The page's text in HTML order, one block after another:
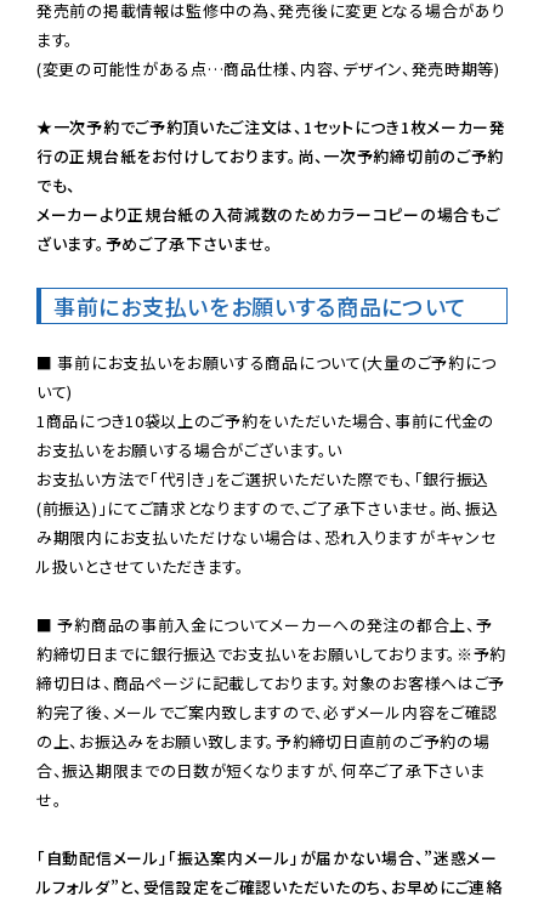
発売前の掲載情報は監修中の為、発売後に変更となる場合があり
ます。
(変更の可能性がある点…商品仕様、内容、デザイン、発売時期等)
★一次予約でご予約頂いたご注文は、1セットにつき1枚メーカー発
行の正規台紙をお付けしております。尚、一次予約締切前のご予約
でも、
メーカーより正規台紙の入荷減数のためカラーコピーの場合もご
ざいます。予めご了承下さいませ。
事前にお支払いをお願いする商品について
■ 事前にお支払いをお願いする商品について(大量のご予約につ
いて)
1商品につき10袋以上のご予約をいただいた場合、事前に代金の
お支払いをお願いする場合がございます。い
お支払い方法で「代引き」をご選択いただいた際でも、「銀行振込
(前振込)」にてご請求となりますので、ご了承下さいませ。尚、振込
み期限内にお支払いただけない場合は、恐れ入りますがキャンセ
ル扱いとさせていただきます。
■ 予約商品の事前入金についてメーカーへの発注の都合上、予
約締切日までに銀行振込でお支払いをお願いしております。※予約
締切日は、商品ページに記載しております。対象のお客様へはご予
約完了後、メールでご案内致しますので、必ずメール内容をご確認
の上、お振込みをお願い致します。予約締切日直前のご予約の場
合、振込期限までの日数が短くなりますが、何卒ご了承下さいま
せ。
「自動配信メール」「振込案内メール」が届かない場合、”迷惑メー
ルフォルダ”と、受信設定をご確認いただいたのち、お早めにご連絡